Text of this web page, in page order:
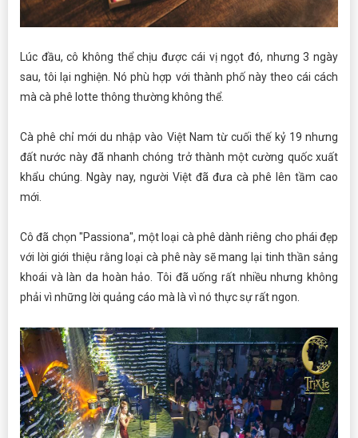
Lúc đầu, cô không thể chịu được cái vị ngọt đó, nhưng 3 ngày
sau, tôi lại nghiện. Nó phù hợp với thành phố này theo cái cách
mà cà phê lotte thông thường không thể.
Cà phê chỉ mới du nhập vào Việt Nam từ cuối thế kỷ 19 nhưng
đất nước này đã nhanh chóng trở thành một cường quốc xuất
khẩu chúng. Ngày nay, người Việt đã đưa cà phê lên tầm cao
mới.
Cô đã chọn "Passiona", một loại cà phê dành riêng cho phái đẹp
với lời giới thiệu rằng loại cà phê này sẽ mang lại tinh thần sảng
khoái và làn da hoàn hảo. Tôi đã uống rất nhiều nhưng không
phải vì những lời quảng cáo mà là vì nó thực sự rất ngon.